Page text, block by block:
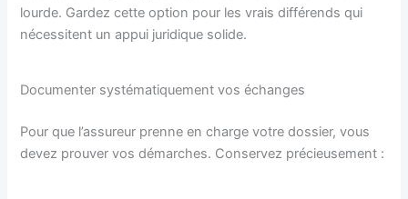
lourde. Gardez cette option pour les vrais différends qui
nécessitent un appui juridique solide.
Documenter systématiquement vos échanges
Pour que l’assureur prenne en charge votre dossier, vous
devez prouver vos démarches. Conservez précieusement :